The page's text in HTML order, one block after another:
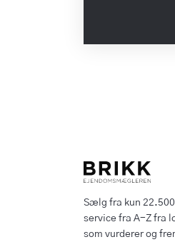
Sælg fra kun
service fra A-Z fra
som vurderer og